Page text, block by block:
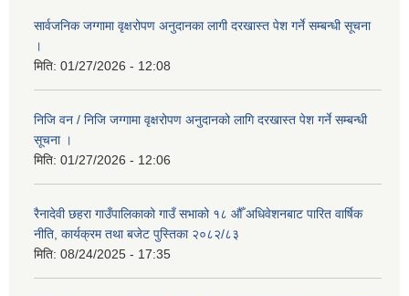
सार्वजनिक जग्गामा वृक्षरोपण अनुदानका लागी दरखास्त पेश गर्ने सम्बन्धी सूचना
।
मिति: 01/27/2026 - 12:08
निजि वन / निजि जग्गामा वृक्षरोपण अनुदानको लागि दरखास्त पेश गर्ने सम्बन्धी
सूचना ।
मिति: 01/27/2026 - 12:06
रैनादेवी छहरा गाउँपालिकाको गाउँ सभाको १८ औँ अधिवेशनबाट पारित वार्षिक
नीति, कार्यक्रम तथा बजेट पुस्तिका २०८२/८३
मिति: 08/24/2025 - 17:35